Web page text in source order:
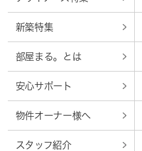
新築特集
部屋まる。とは
安心サポート
物件オーナー様へ
スタッフ紹介